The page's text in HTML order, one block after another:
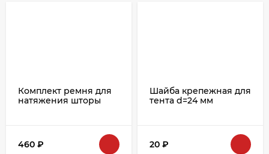
Комплект ремня для
натяжения шторы
460 ₽
Шайба крепежная для
тента d=24 мм
20 ₽